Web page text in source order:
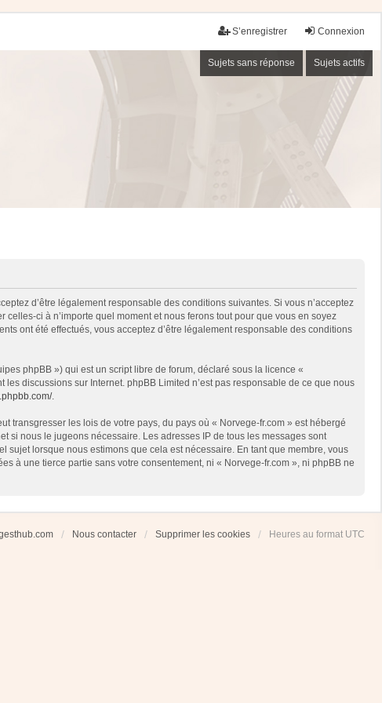
Connexion
S’enregistrer
Sujets sans réponse Sujets actifs
d’être légalement responsable des conditions suivantes. Si vous n’acceptez
ci à n’importe quel moment et nous ferons tout pour que vous en soyez
ont été effectués, vous acceptez d’être légalement responsable des conditions
phpBB ») qui est un script libre de forum, déclaré sous la licence «
les discussions sur Internet. phpBB Limited n’est pas responsable de ce que nous
.
transgresser les lois de votre pays, du pays où « Norvege-fr.com » est hébergé
si nous le jugeons nécessaire. Les adresses IP de tous les messages sont
sujet lorsque nous estimons que cela est nécessaire. En tant que membre, vous
à une tierce partie sans votre consentement, ni « Norvege-fr.com », ni phpBB ne
Nous contacter Supprimer les cookies Heures au format UTC